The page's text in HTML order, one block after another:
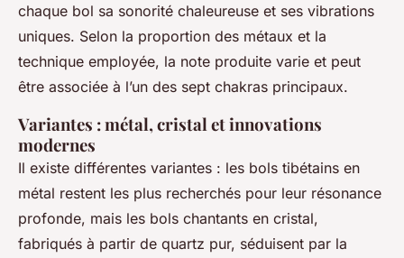
chaque bol sa sonorité chaleureuse et ses vibrations
uniques. Selon la proportion des métaux et la
technique employée, la note produite varie et peut
être associée à l’un des sept chakras principaux.
Variantes : métal, cristal et innovations
modernes
Il existe différentes variantes : les bols tibétains en
métal restent les plus recherchés pour leur résonance
profonde, mais les bols chantants en cristal,
fabriqués à partir de quartz pur, séduisent par la